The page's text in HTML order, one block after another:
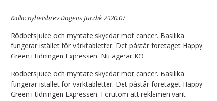
Källa: nyhetsbrev Dagens Juridik 2020.07
Rödbetsjuice och myntate skyddar mot cancer. Basilika
fungerar istället för värktabletter. Det påstår företaget Happy
Green i tidningen Expressen. Nu agerar KO.
Rödbetsjuice och myntate skyddar mot cancer. Basilika
fungerar istället för värktabletter. Det påstår företaget Happy
Green i tidningen Expressen. Förutom att reklamen varit